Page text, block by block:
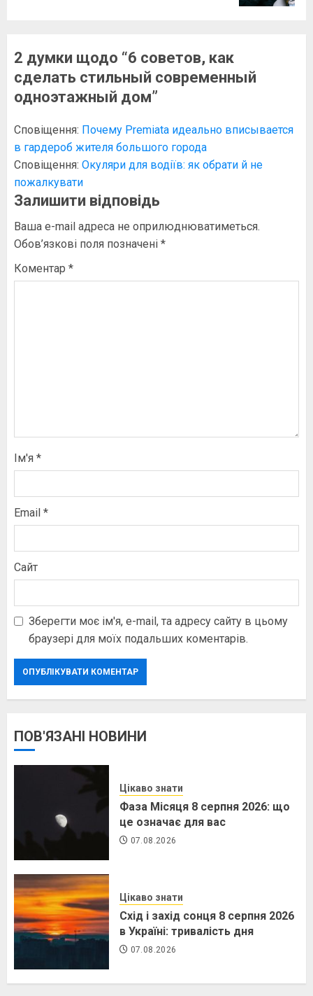
2 думки щодо “6 советов, как
сделать стильный современный
одноэтажный дом”
Сповіщення: Почему Premiata идеально вписывается
в гардероб жителя большого города
Сповіщення: Окуляри для водіїв: як обрати й не
пожалкувати
Залишити відповідь
Ваша e-mail адреса не оприлюднюватиметься.
Обов’язкові поля позначені *
Коментар *
Ім'я *
Email *
Сайт
Зберегти моє ім'я, e-mail, та адресу сайту в цьому
браузері для моїх подальших коментарів.
ПОВ'ЯЗАНІ НОВИНИ
Цікаво знати
Фаза Місяця 8 серпня 2026: що
це означає для вас
07.08.2026
Цікаво знати
Схід і захід сонця 8 серпня 2026
в Україні: тривалість дня
07.08.2026